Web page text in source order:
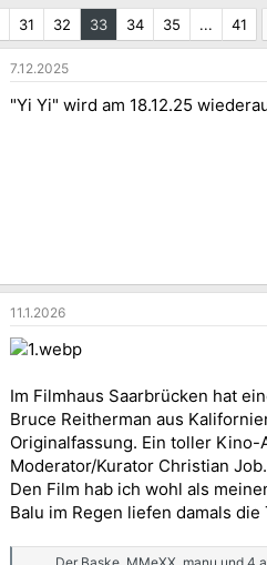
t
ä
e
n
31 32 33 34 35 ... 41
7.12.2025
"Yi Yi" wird am 18.12.25
11.1.2026
Im Filmhaus Saarbrücken hat
Bruce Reitherman aus
Originalfassung. Ein toller Kino-
Moderator/Kurator Christian Job.
Den Film hab ich wohl als
Balu im Regen liefen damals
Der Baske, MMeXX, manu und 4